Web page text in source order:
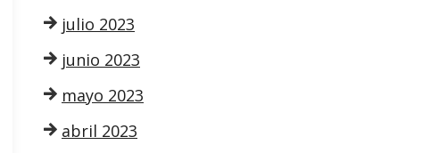
julio 2023
junio 2023
mayo 2023
abril 2023